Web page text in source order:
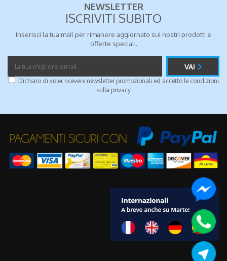
NEWSLETTER
ISCRIVITI SUBITO
Inserisci la tua mail per rimanere aggiornato sui nostri prodotti e
offerte speciali.
VAI
Dichiaro di voler ricevere newsletter promozionali ed accetto le condizioni
sulla privacy